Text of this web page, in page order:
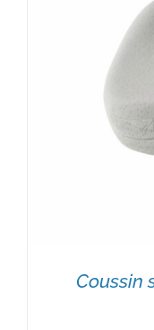
Coussin